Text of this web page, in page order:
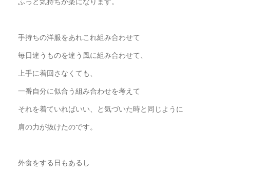
手持ちの洋服をあれこれ組み合わせて
毎日違うものを違う風に組み合わせて、
上手に着回さなくても、
一番自分に似合う組み合わせを考えて
それを着ていればいい、と気づいた時と同じように
肩の力が抜けたのです。
外食をする日もあるし